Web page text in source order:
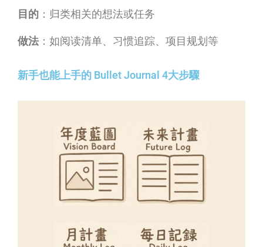
目的 ：归类相关的想法或任务
做法 ：如阅读清单、习惯追踪、项目规划等
新手也能上手的 Bullet Journal 4大步驟